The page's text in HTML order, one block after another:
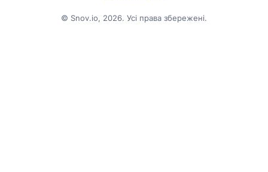
© Snov.io, 2026. Усі права збережені.